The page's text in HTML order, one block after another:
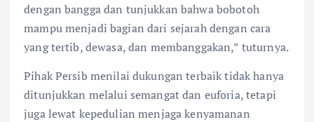
dengan bangga dan tunjukkan bahwa bobotoh
mampu menjadi bagian dari sejarah dengan cara
yang tertib, dewasa, dan membanggakan,” tuturnya.
Pihak Persib menilai dukungan terbaik tidak hanya
ditunjukkan melalui semangat dan euforia, tetapi
juga lewat kepedulian menjaga kenyamanan